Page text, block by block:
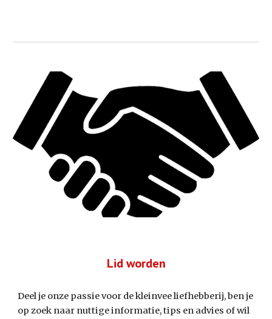
Lid worden
Deel je onze passie voor de kleinvee liefhebberij, ben je
op zoek naar nuttige informatie, tips en advies of wil